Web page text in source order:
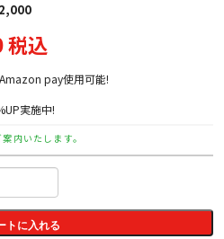
税込
pay使用可能!
実施中!
内いたします。
トに入れる